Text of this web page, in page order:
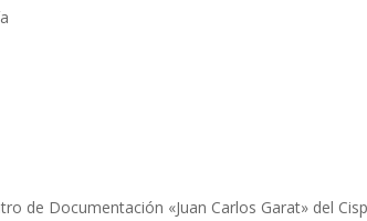
de Documentación «Juan Carlos Garat» del